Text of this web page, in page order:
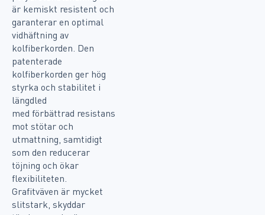
är kemiskt resistent och
garanterar en optimal
vidhäftning av
kolfiberkorden. Den
patenterade
kolfiberkorden ger hög
styrka och stabilitet i
längdled
med förbättrad resistans
mot stötar och
utmattning, samtidigt
som den reducerar
töjning och ökar
flexibiliteten.
Grafitväven är mycket
slitstark, skyddar